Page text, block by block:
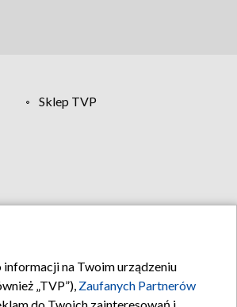
Sklep TVP
na Twoim urządzeniu
„TVP”), Zaufanych Partnerów